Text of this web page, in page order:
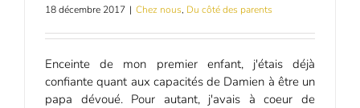
18 décembre 2017 | Chez nous, Du côté des parents
Enceinte de mon premier enfant, j'étais déjà
confiante quant aux capacités de Damien à être un
papa dévoué. Pour autant, j'avais à coeur de